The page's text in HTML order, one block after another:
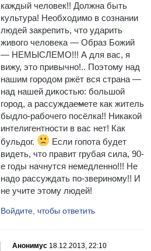
каждый человек!! Должна быть
культура! Необходимо в сознании
людей закрепить, что ударить
живого человека — Образ Божий
— НЕМЫСЛЕМО!!! А для вас, я
вижу, это привычно!.. Поэтому над
нашим городом ржёт вся страна —
над нашей дикостью: большой
город, а рассуждаемете как житель
быдло-рабочего посёлка!! Никакой
интелигентности в вас нет! Как
бульдог.
Если гопота будет
видеть, что правит грубая сила, 90-
е годы начнутся немедленно!!! Не
надо рассуждать по-звериному!! И
не учите этому людей!
Войдите, чтобы ответить
Анонимус 18.12.2013, 22:10